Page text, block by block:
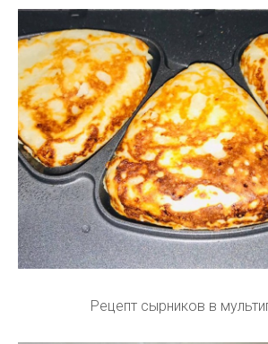
Рецепт сырников в